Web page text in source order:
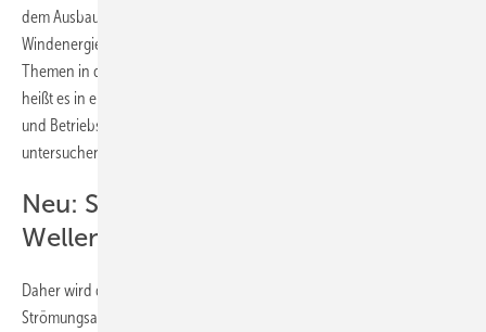
dem Ausbau mariner erneuerbarer Energien wie der Offshore-
Windenergie oder auch Tide- und Wellenenergie rückten neue
Themen in den Fokus der Wissenschaftlerinnen und Wissenschaftler,
heißt es in einer Presseinformation der LUH. Sie wollen Installations-
und Betriebskonzepte von Offshore-Windenergieanlagen ebenso
untersuchen wie den Einfluss von Gezeitenströmungen.
Neu: Strömungsanlage, Tiefteil und
Wellenmaschine
Daher wird der Großen Wellenkanal derzeit um eine leistungsfähige
Strömungsanlage, einen Tiefteil zur Untersuchung der Einbettung von